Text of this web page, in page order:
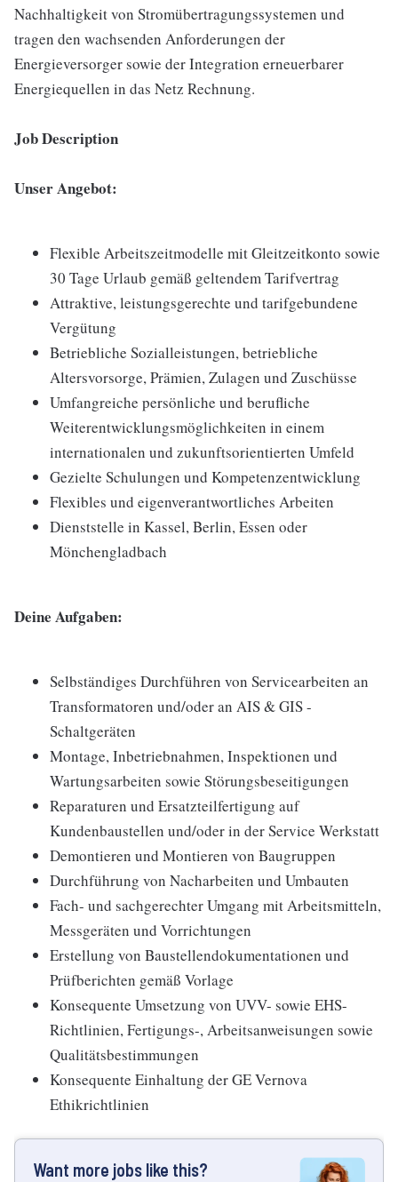
Nachhaltigkeit von Stromübertragungssystemen und
tragen den wachsenden Anforderungen der
Energieversorger sowie der Integration erneuerbarer
Energiequellen in das Netz Rechnung.
Job Description
Unser Angebot:
Flexible Arbeitszeitmodelle mit Gleitzeitkonto sowie
30 Tage Urlaub gemäß geltendem Tarifvertrag
Attraktive, leistungsgerechte und tarifgebundene
Vergütung
Betriebliche Sozialleistungen, betriebliche
Altersvorsorge, Prämien, Zulagen und Zuschüsse
Umfangreiche persönliche und berufliche
Weiterentwicklungsmöglichkeiten in einem
internationalen und zukunftsorientierten Umfeld
Gezielte Schulungen und Kompetenzentwicklung
Flexibles und eigenverantwortliches Arbeiten
Dienststelle in Kassel, Berlin, Essen oder
Mönchengladbach
Deine Aufgaben:
Selbständiges Durchführen von Servicearbeiten an
Transformatoren und/oder an AIS & GIS -
Schaltgeräten
Montage, Inbetriebnahmen, Inspektionen und
Wartungsarbeiten sowie Störungsbeseitigungen
Reparaturen und Ersatzteilfertigung auf
Kundenbaustellen und/oder in der Service Werkstatt
Demontieren und Montieren von Baugruppen
Durchführung von Nacharbeiten und Umbauten
Fach- und sachgerechter Umgang mit Arbeitsmitteln,
Messgeräten und Vorrichtungen
Erstellung von Baustellendokumentationen und
Prüfberichten gemäß Vorlage
Konsequente Umsetzung von UVV- sowie EHS-
Richtlinien, Fertigungs-, Arbeitsanweisungen sowie
Qualitätsbestimmungen
Konsequente Einhaltung der GE Vernova
Ethikrichtlinien
Want more jobs like this?